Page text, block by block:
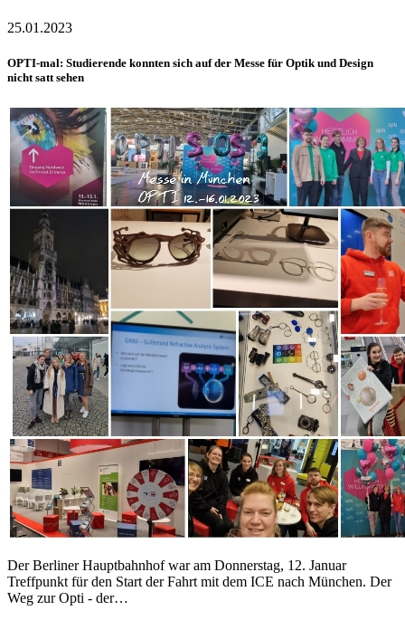
25.01.2023
OPTI-mal: Studierende konnten sich auf der Messe für Optik und Design
nicht satt sehen
Der Berliner Hauptbahnhof war am Donnerstag, 12. Januar
Treffpunkt für den Start der Fahrt mit dem ICE nach München. Der
Weg zur Opti - der…